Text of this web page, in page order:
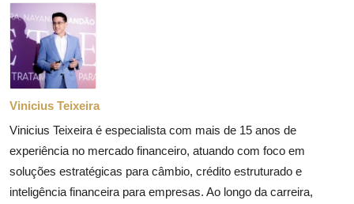
Vinicius Teixeira
Vinicius Teixeira é especialista com mais de 15 anos de
experiência no mercado financeiro, atuando com foco em
soluções estratégicas para câmbio, crédito estruturado e
inteligência financeira para empresas. Ao longo da carreira,